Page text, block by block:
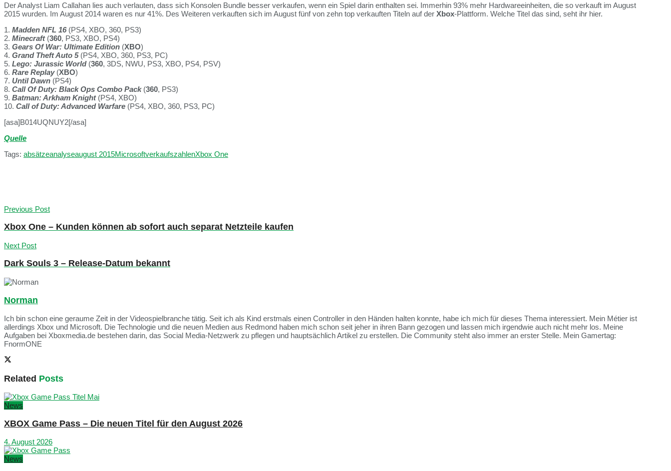
Der Analyst Liam Callahan lies auch verlauten, dass sich Konsolen Bundle besser verkaufen, wenn ein Spiel darin enthalten sei. Immerhin 93% mehr Hardwareeinheiten, die so verkauft im August
2015 wurden. Im August 2014 waren es nur 41%. Des Weiteren verkauften sich im August fünf von zehn top verkauften Titeln auf der Xbox-Plattform. Welche Titel das sind, seht ihr hier.
1. Madden NFL 16 (PS4, XBO, 360, PS3)
2. Minecraft(360, PS3, XBO, PS4)
3. Gears Of War: Ultimate Edition (XBO)
4. Grand Theft Auto 5(PS4, XBO, 360, PS3, PC)
5. Lego: Jurassic World (360, 3DS, NWU, PS3, XBO, PS4, PSV)
6. Rare Replay (XBO)
7. Until Dawn (PS4)
8. Call Of Duty: Black Ops Combo Pack (360, PS3)
9. Batman: Arkham Knight (PS4, XBO)
10. Call of Duty: Advanced Warfare (PS4, XBO, 360, PS3, PC)
[asa]B014UQNUY2[/asa]
Quelle
Tags: absätzeanalyseaugust 2015MicrosoftverkaufszahlenXbox One
Previous Post
Xbox One – Kunden können ab sofort auch separat Netzteile kaufen
Next Post
Dark Souls 3 – Release-Datum bekannt
Norman
Ich bin schon eine geraume Zeit in der Videospielbranche tätig. Seit ich als Kind erstmals einen Controller in den Händen halten konnte, habe ich mich für dieses Thema interessiert. Mein Métier ist
allerdings Xbox und Microsoft. Die Technologie und die neuen Medien aus Redmond haben mich schon seit jeher in ihren Bann gezogen und lassen mich irgendwie auch nicht mehr los. Meine
Aufgaben bei Xboxmedia.de bestehen darin, das Social Media-Netzwerk zu pflegen und hauptsächlich Artikel zu erstellen. Die Community steht also immer an erster Stelle. Mein Gamertag:
FnormONE
Related Posts
News
XBOX Game Pass – Die neuen Titel für den August 2026
4. August 2026
News